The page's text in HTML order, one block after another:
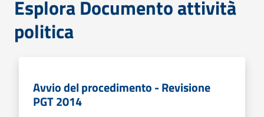
Esplora Documento attività
politica
Avvio del procedimento - Revisione
PGT 2014